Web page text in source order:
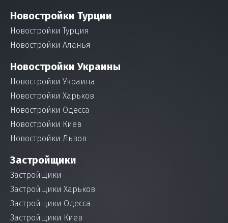
Новостройки Турции
Новостройки Турция
Новостройки Аланья
Новостройки Украины
Новостройки Украина
Новостройки Харьков
Новостройки Одесса
Новостройки Киев
Новостройки Львов
Застройщики
Застройщики
Застройщики Харьков
Застройщики Одесса
Застройщики Киев